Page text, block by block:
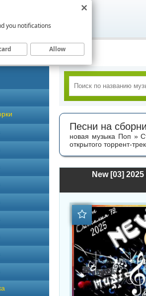
Песни на
новая музыка Поп »
открытого торрент-
New [03]
you notifications
Allow